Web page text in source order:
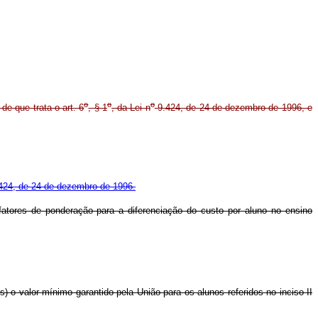
que trata o art. 6o, § 1o, da Lei no9.424, de 24 de dezembro de 1996, e
de 24 de dezembro de 1996.
de ponderação para a diferenciação do custo por aluno no ensino
valor mínimo garantido pela União para os alunos referidos no inciso II